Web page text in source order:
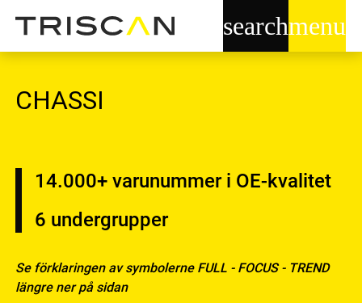
searchmenu
CHASSI
14.000+ varunummer i OE-kvalitet
6 undergrupper
Se förklaringen av symbolerne FULL - FOCUS - TREND
längre ner på sidan